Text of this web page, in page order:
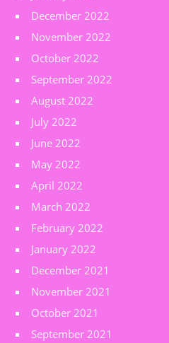
December 2022
November 2022
October 2022
September 2022
August 2022
July 2022
June 2022
May 2022
April 2022
March 2022
February 2022
January 2022
December 2021
November 2021
October 2021
September 2021